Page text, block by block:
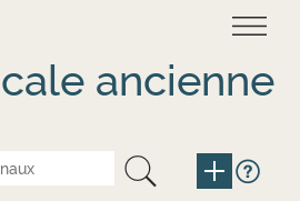
ancienne